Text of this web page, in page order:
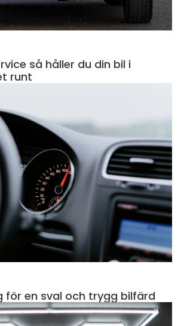
din bil i
runt
för en sval och trygg bilfärd